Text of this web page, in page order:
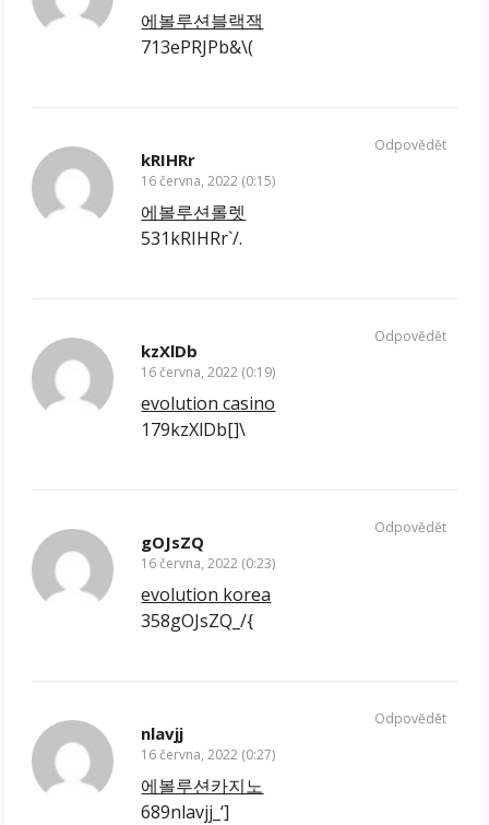
에볼루션블랙잭
713ePRJPb&\(
kRIHRr
16 června, 2022 (0:15)
에볼루션롤렛
531kRIHRr`/.
Odpovědět
kzXlDb
16 června, 2022 (0:19)
evolution casino
179kzXlDb[]\
Odpovědět
gOJsZQ
16 června, 2022 (0:23)
evolution korea
358gOJsZQ_/{
Odpovědět
nlavjj
16 června, 2022 (0:27)
에볼루션카지노
689nlavjj_‘]
Odpovědět